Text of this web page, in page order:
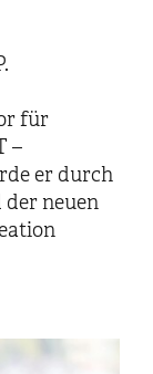
für
–
er durch
neuen